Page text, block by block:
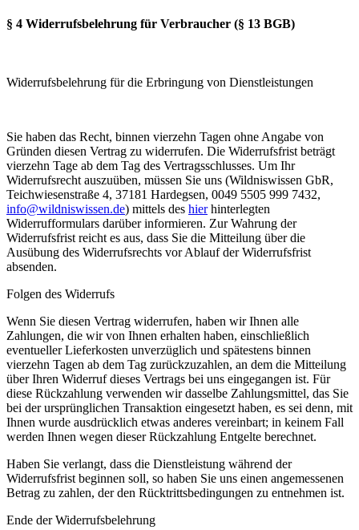
§ 4 Widerrufsbelehrung für Verbraucher (§ 13 BGB)
Widerrufsbelehrung für die Erbringung von Dienstleistungen
Sie haben das Recht, binnen vierzehn Tagen ohne Angabe von
Gründen diesen Vertrag zu widerrufen. Die Widerrufsfrist beträgt
vierzehn Tage ab dem Tag des Vertragsschlusses. Um Ihr
Widerrufsrecht auszuüben, müssen Sie uns (Wildniswissen GbR,
Teichwiesenstraße 4, 37181 Hardegsen, 0049 5505 999 7432,
info@wildniswissen.de) mittels des hierhinterlegten
Widerrufformulars darüber informieren. Zur Wahrung der
Widerrufsfrist reicht es aus, dass Sie die Mitteilung über die
Ausübung des Widerrufsrechts vor Ablauf der Widerrufsfrist
absenden.
Folgen des Widerrufs
Wenn Sie diesen Vertrag widerrufen, haben wir Ihnen alle
Zahlungen, die wir von Ihnen erhalten haben, einschließlich
eventueller Lieferkosten unverzüglich und spätestens binnen
vierzehn Tagen ab dem Tag zurückzuzahlen, an dem die Mitteilung
über Ihren Widerruf dieses Vertrags bei uns eingegangen ist. Für
diese Rückzahlung verwenden wir dasselbe Zahlungsmittel, das Sie
bei der ursprünglichen Transaktion eingesetzt haben, es sei denn, mit
Ihnen wurde ausdrücklich etwas anderes vereinbart; in keinem Fall
werden Ihnen wegen dieser Rückzahlung Entgelte berechnet.
Haben Sie verlangt, dass die Dienstleistung während der
Widerrufsfrist beginnen soll, so haben Sie uns einen angemessenen
Betrag zu zahlen, der den Rücktrittsbedingungen zu entnehmen ist.
Ende der Widerrufsbelehrung